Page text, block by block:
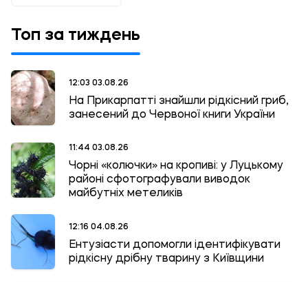
Топ за тиждень
12:03 03.08.26
На Прикарпатті знайшли рідкісний гриб,
занесений до Червоної книги України
11:44 03.08.26
Чорні «колючки» на кропиві: у Луцькому
районі сфотографували виводок
майбутніх метеликів
12:16 04.08.26
Ентузіасти допомогли ідентифікувати
рідкісну дрібну тварину з Київщини